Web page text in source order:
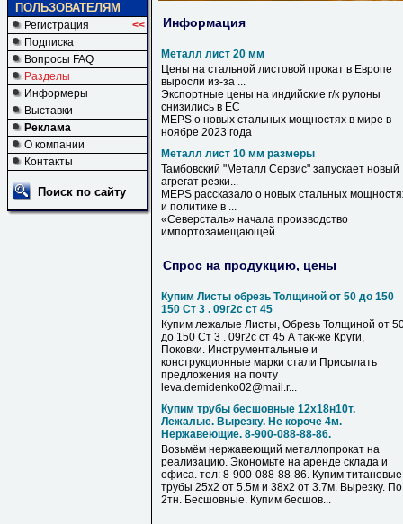
ПОЛЬЗОВАТЕЛЯМ
Регистрация
<<
Подписка
Вопросы FAQ
Разделы
Информеры
Выставки
Реклама
О компании
Контакты
Поиск по сайту
Информация
Металл лист 20 мм
Цены на стальной листовой прокат в Европе
выросли из-за ...
Экспортные цены на индийские г/к рулоны
снизились в ЕС
MEPS о новых стальных мощностях в мире в
ноябре 2023 года
Металл лист 10 мм размеры
Тамбовский "Металл Сервис" запускает новый
агрегат резки...
MEPS рассказало о новых стальных
и политике в ...
«Северсталь» начала производство
импортозамещающей ...
Спрос на продукцию, цены
Купим Листы обрезь Толщиной от 50 до 150
150 Ст 3 . 09г2с ст 45
Купим лежалые Листы, Обрезь Толщиной от
до 150 Ст 3 . 09г2с ст 45 А так-же Круги,
Поковки. Инструментальные и
конструкционные марки стали Присылать
предложения на почту
leva.demidenko02@mail.r...
Купим трубы бесшовные 12х18н10т.
Лежалые. Вырезку. Не короче 4м.
Нержавеющие. 8-900-088-88-86.
Возьмём нержавеющий металлопрокат на
реализацию. Экономьте на аренде склада и
офиса. тел: 8-900-088-88-86. Купим титановые
трубы 25х2 от 5.5м и 38х2 от 3.7м. Вырезку. По
2тн. Бесшовные. Купим бесшов...